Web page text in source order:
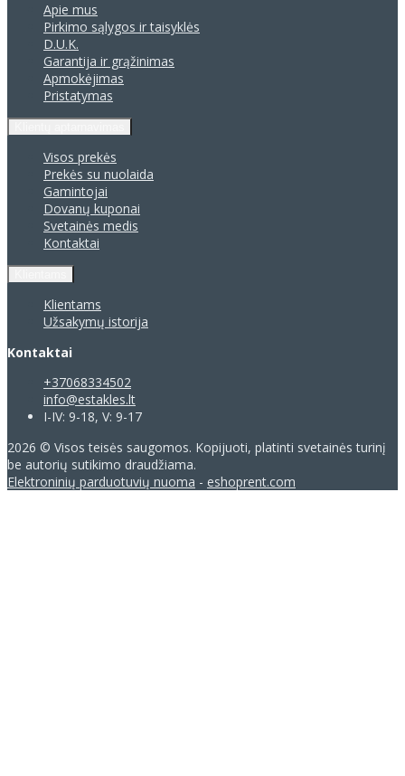
Apie mus
Pirkimo sąlygos ir taisyklės
D.U.K.
Garantija ir grąžinimas
Apmokėjimas
Pristatymas
Visos prekės
Prekės su nuolaida
Gamintojai
Dovanų kuponai
Svetainės medis
Kontaktai
Klientams
Užsakymų istorija
Kontaktai
+37068334502
info@estakles.lt
I-IV: 9-18, V: 9-17
2026 © Visos teisės saugomos. Kopijuoti, platinti svetainės turinį
be autorių sutikimo draudžiama.
Elektroninių parduotuvių nuoma - eshoprent.com